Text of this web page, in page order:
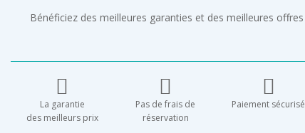
Bénéficiez des meilleures garanties et des meilleures offres
La garantie
des meilleurs prix
Pas de frais de
réservation
Paiement sécurisé